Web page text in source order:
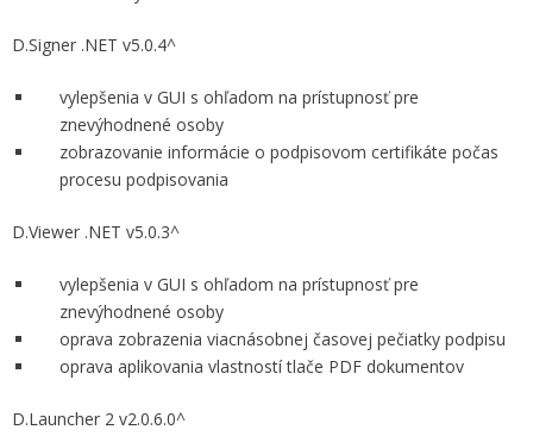
D.Signer .NET v5.0.4^
vylepšenia v GUI s ohľadom na prístupnosť pre
znevýhodnené osoby
zobrazovanie informácie o podpisovom certifikáte počas
procesu podpisovania
D.Viewer .NET v5.0.3^
vylepšenia v GUI s ohľadom na prístupnosť pre
znevýhodnené osoby
oprava zobrazenia viacnásobnej časovej pečiatky podpisu
oprava aplikovania vlastností tlače PDF dokumentov
D.Launcher 2 v2.0.6.0^